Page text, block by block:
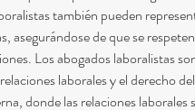
también pueden
asegurándose de que se
Los abogados laboralistas
laborales y el derecho
donde las relaciones laborales